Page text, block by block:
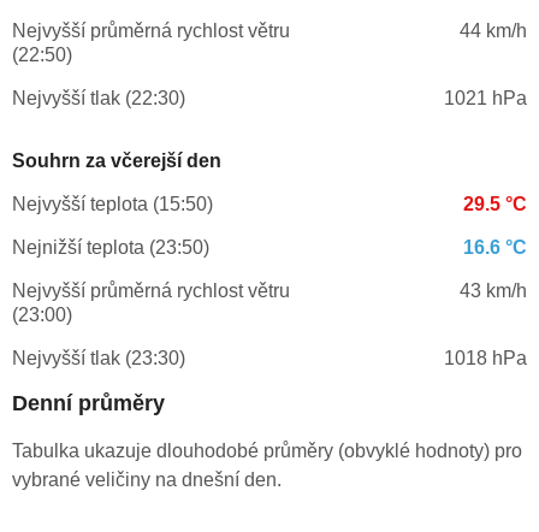
Nejvyšší průměrná rychlost větru
(22:50)
44 km/h
Nejvyšší tlak (22:30) 1021 hPa
Souhrn za včerejší den
Nejvyšší teplota (15:50) 29.5 °C
Nejnižší teplota (23:50) 16.6 °C
Nejvyšší průměrná rychlost větru
(23:00)
43 km/h
Nejvyšší tlak (23:30) 1018 hPa
Denní průměry
Tabulka ukazuje dlouhodobé průměry (obvyklé hodnoty) pro
vybrané veličiny na dnešní den.